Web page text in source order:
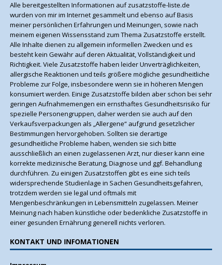
Alle bereitgestellten Informationen auf zusatzstoffe-liste.de
wurden von mir im Internet gesammelt und ebenso auf Basis
meiner persönlichen Erfahrungen und Meinungen, sowie nach
meinem eigenen Wissensstand zum Thema Zusatzstoffe erstellt.
Alle Inhalte dienen zu allgemein informellen Zwecken und es
besteht kein Gewähr auf deren Aktualität, Vollständigkeit und
Richtigkeit. Viele Zusatzstoffe haben leider Unverträglichkeiten,
allergische Reaktionen und teils größere mögliche gesundheitliche
Probleme zur Folge, insbesondere wenn sie in höheren Mengen
konsumiert werden. Einige Zusatzstoffe bilden aber schon bei sehr
geringen Aufnahmemengen ein ernsthaftes Gesundheitsrisiko für
spezielle Personengruppen, daher werden sie auch auf den
Verkaufsverpackungen als „Allergene“ aufgrund gesetzlicher
Bestimmungen hervorgehoben. Sollten sie derartige
gesundheitliche Probleme haben, wenden sie sich bitte
ausschließlich an einen zugelassenen Arzt, nur dieser kann eine
korrekte medizinische Beratung, Diagnose und ggf. Behandlung
durchführen. Zu einigen Zusatzstoffen gibt es eine sich teils
widersprechende Studienlage in Sachen Gesundheitsgefahren,
trotzdem werden sie legal und oftmals mit
Mengenbeschränkungen in Lebensmitteln zugelassen. Meiner
Meinung nach haben künstliche oder bedenkliche Zusatzstoffe in
einer gesunden Ernährung generell nichts verloren.
KONTAKT UND INFOMATIONEN